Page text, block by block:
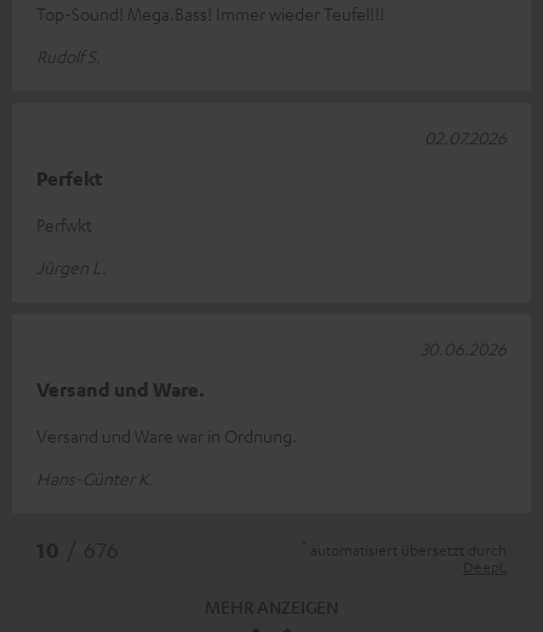
Top-Sound! Mega.Bass! Immer wieder Teufel!!!
Rudolf S.
Perfekt
Perfwkt
Jürgen L.
02.07.2026
Versand und Ware.
Versand und Ware war in Ordnung.
Hans-Günter K.
30.06.2026